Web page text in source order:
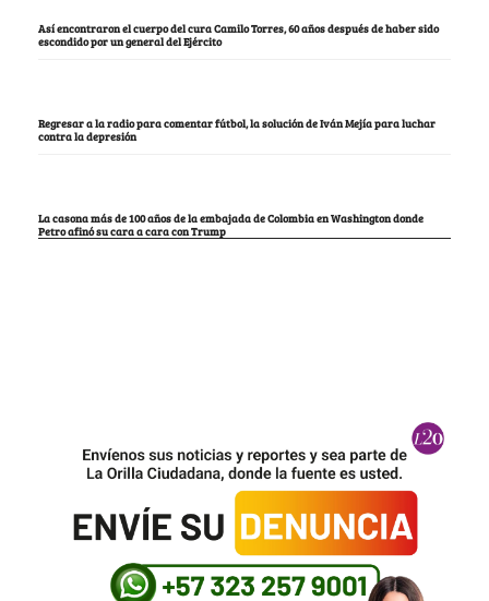
Así encontraron el cuerpo del cura Camilo Torres, 60 años después de haber sido
escondido por un general del Ejército
Regresar a la radio para comentar fútbol, la solución de Iván Mejía para luchar
contra la depresión
La casona más de 100 años de la embajada de Colombia en Washington donde
Petro afinó su cara a cara con Trump